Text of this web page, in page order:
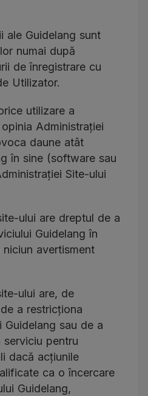
ale Guidelang sunt
numai după
de înregistrare cu
Utilizator.
utilizare a
Administrației
daune atât
în sine (software sau
Site-ului
ului are dreptul de a
Guidelang în
avertisment
ului are, de
a restricționa
Guidelang sau de a
serviciu pentru
dacă acțiunile
ca o încercare
Guidelang,